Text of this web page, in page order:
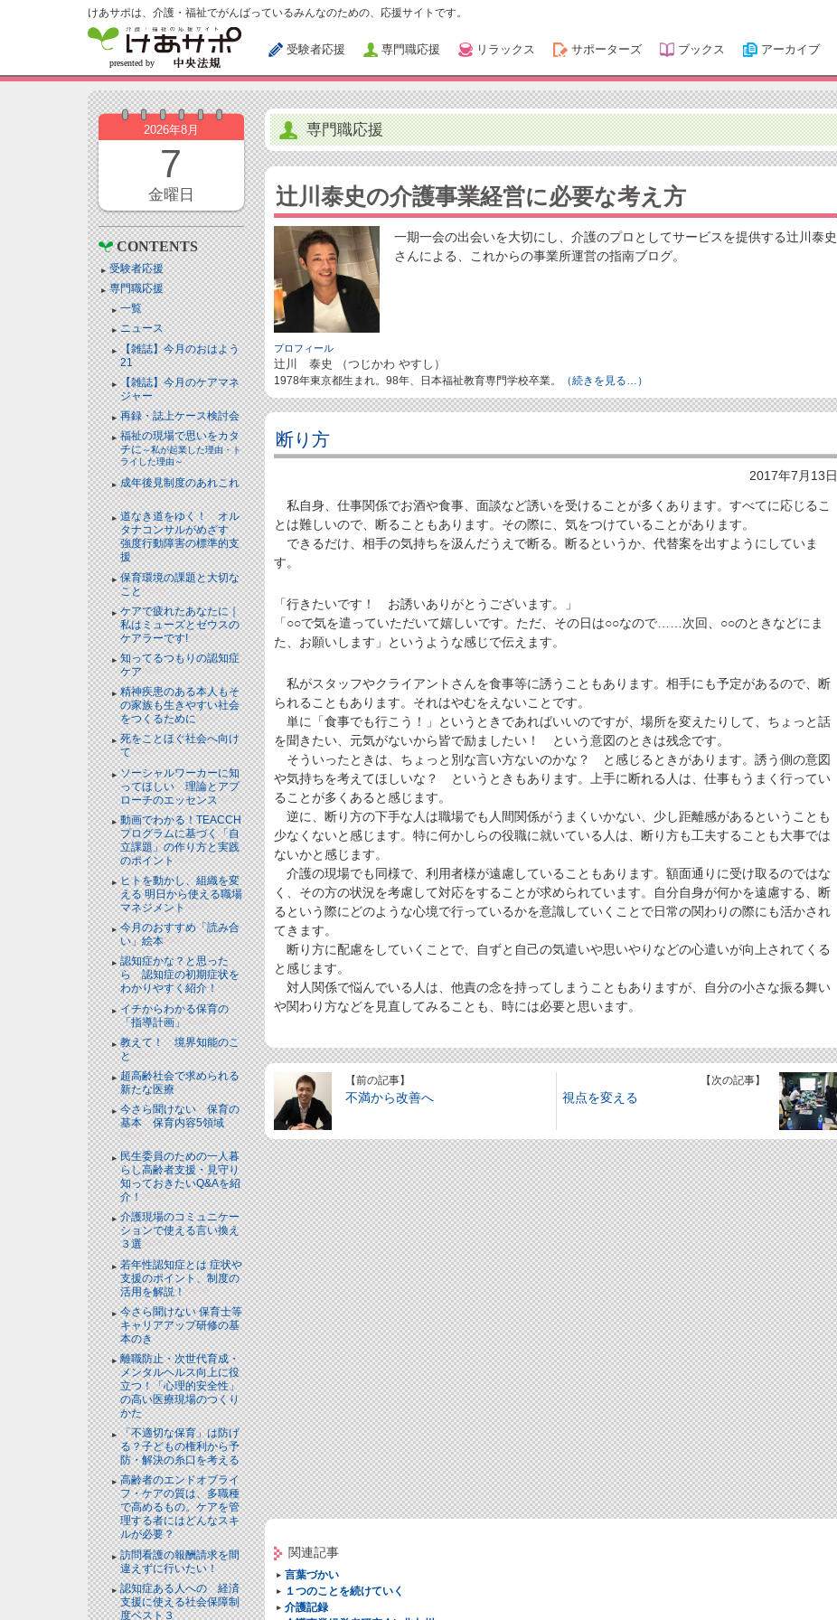
けあサポは、介護・福祉でがんばっているみんなのための、応援サイトです。
受験者応援 専門職応援 リラックス サポーターズ ブックス アーカイブ
2026年8月
7
金曜日
CONTENTS
受験者応援
専門職応援
一覧
ニュース
【雑誌】今月のおはよう
21
【雑誌】今月のケアマネ
ジャー
再録・誌上ケース検討会
福祉の現場で思いをカタ
チに～私が起業した理由・ト
ライした理由～
成年後見制度のあれこれ
NEW!
道なき道をゆく！ オル
タナコンサルがめざす
強度行動障害の標準的支
援NEW!
保育環境の課題と大切な
ことNEW!
ケアで疲れたあなたに｜
私はミューズとゼウスの
ケアラーです!NEW!
知ってるつもりの認知症
ケアNEW!
精神疾患のある本人もそ
の家族も生きやすい社会
をつくるためにNEW!
死をことほぐ社会へ向け
てNEW!
ソーシャルワーカーに知
ってほしい 理論とアプ
ローチのエッセンスNEW!
動画でわかる！TEACCH
プログラムに基づく「自
立課題」の作り方と実践
のポイントNEW!
ヒトを動かし、組織を変
える 明日から使える職場
マネジメントNEW!
今月のおすすめ「読み合
い」絵本NEW!
認知症かな？と思った
ら 認知症の初期症状を
わかりやすく紹介！NEW!
イチからわかる保育の
「指導計画」NEW!
教えて！ 境界知能のこ
とNEW!
超高齢社会で求められる
新たな医療NEW!
今さら聞けない 保育の
基本 保育内容5領域
NEW!
民生委員のための一人暮
らし高齢者支援・見守り
知っておきたいQ&Aを紹
介！NEW!
介護現場のコミュニケー
ションで使える言い換え
３選NEW!
若年性認知症とは 症状や
支援のポイント、制度の
活用を解説！NEW!
今さら聞けない 保育士等
キャリアアップ研修の基
本のき
離職防止・次世代育成・
メンタルヘルス向上に役
立つ！「心理的安全性」
の高い医療現場のつくり
かた
「不適切な保育」は防げ
る？子どもの権利から予
防・解決の糸口を考える
高齢者のエンドオブライ
フ・ケアの質は、多職種
で高めるもの。ケアを管
理する者にはどんなスキ
ルが必要？
訪問看護の報酬請求を間
違えずに行いたい！
認知症ある人への 経済
支援に使える社会保障制
度ベスト３
専門職応援
辻川泰史の介護事業経営に必要な考え方
一期一会の出会いを大切にし、介護のプロとしてサービスを提供する辻川泰史
さんによる、これからの事業所運営の指南ブログ。
プロフィール
辻川 泰史 （つじかわ やすし）
1978年東京都生まれ。98年、日本福祉教育専門学校卒業。 （続きを見る…）
断り方
2017年7月13日
私自身、仕事関係でお酒や食事、面談など誘いを受けることが多くあります。すべてに応じるこ
とは難しいので、断ることもあります。その際に、気をつけていることがあります。
できるだけ、相手の気持ちを汲んだうえで断る。断るというか、代替案を出すようにしていま
す。
「行きたいです！ お誘いありがとうございます。」
「○○で気を遣っていただいて嬉しいです。ただ、その日は○○なので……次回、○○のときなどにま
た、お願いします」というような感じで伝えます。
私がスタッフやクライアントさんを食事等に誘うこともあります。相手にも予定があるので、断
られることもあります。それはやむをえないことです。
単に「食事でも行こう！」というときであればいいのですが、場所を変えたりして、ちょっと話
を聞きたい、元気がないから皆で励ましたい！ という意図のときは残念です。
そういったときは、ちょっと別な言い方ないのかな？ と感じるときがあります。誘う側の意図
や気持ちを考えてほしいな？ というときもあります。上手に断れる人は、仕事もうまく行ってい
ることが多くあると感じます。
逆に、断り方の下手な人は職場でも人間関係がうまくいかない、少し距離感があるということも
少なくないと感じます。特に何かしらの役職に就いている人は、断り方も工夫することも大事では
ないかと感じます。
介護の現場でも同様で、利用者様が遠慮していることもあります。額面通りに受け取るのではな
く、その方の状況を考慮して対応をすることが求められています。自分自身が何かを遠慮する、断
るという際にどのような心境で行っているかを意識していくことで日常の関わりの際にも活かされ
てきます。
断り方に配慮をしていくことで、自ずと自己の気遣いや思いやりなどの心遣いが向上されてくる
と感じます。
対人関係で悩んでいる人は、他責の念を持ってしまうこともありますが、自分の小さな振る舞い
や関わり方などを見直してみることも、時には必要と思います。
【前の記事】
不満から改善へ
【次の記事】
視点を変える
関連記事
言葉づかい
１つのことを続けていく
介護記録